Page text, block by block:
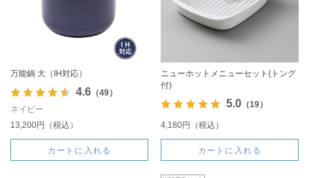
万能鍋 大（IH対応）
4.6（49）
ネイビー
13,200円（税込）
カートに入れる
ニューホットメニューセット(トング
付)
5.0（19）
4,180円（税込）
カートに入れる